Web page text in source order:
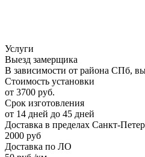
Услуги
Выезд замерщика
В зависимости от района СПб,
Стоимость установки
от 3700 руб.
Срок изготовления
от 14 дней до 45 дней
Доставка в пределах Санкт-
2000 руб
Доставка по ЛО